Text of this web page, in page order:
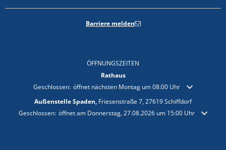
Barriere melden
ÖFFNUNGSZEITEN
Rathaus
Klicken, um weitere Öffnungs- oder Schließzeiten auszublenden
Geschlossen: öffnet nächsten Montag um 08:00 Uhr
Außenstelle Spaden, Friesenstraße 7, 27619 Schiffdorf
Klicken, um weitere Öffnungs- oder Schließzeiten auszublenden
Geschlossen: öffnet am Donnerstag, 27.08.2026 um 15:00 Uhr